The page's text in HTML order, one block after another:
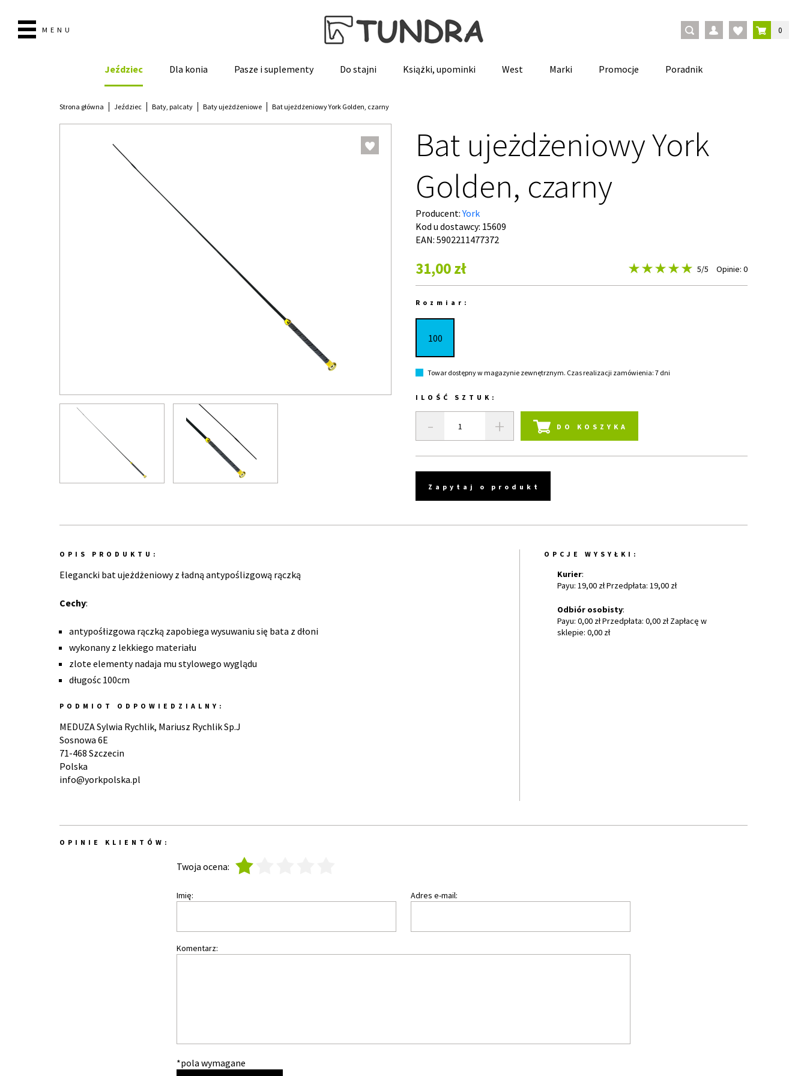
MENU 0
Jeździec Dla konia Pasze i suplementy Do stajni Książki, upominki West Marki Promocje Poradnik
Strona główna Jeździec Baty, palcaty Baty ujeżdżeniowe Bat ujeżdżeniowy York Golden, czarny
Bat ujeżdżeniowy York
Golden, czarny
Producent:York
Kod u dostawcy: 15609
EAN: 5902211477372
31,00 zł 5/5 Opinie: 0
Rozmiar:
100
Towar dostępny w magazynie zewnętrznym. Czas realizacji zamówienia: 7 dni
ILOŚĆ SZTUK:
- + DO KOSZYKA
Zapytaj o produkt
OPIS PRODUKTU:
Elegancki bat ujeżdżeniowy z ładną antypoślizgową rączką
Cechy:
antypośłizgowa rączką zapobiega wysuwaniu się bata z dłoni
wykonany z lekkiego materiału
zlote elementy nadaja mu stylowego wyglądu
długośc 100cm
PODMIOT ODPOWIEDZIALNY:
MEDUZA Sylwia Rychlik, Mariusz Rychlik Sp.J
Sosnowa 6E
71-468 Szczecin
Polska
info@yorkpolska.pl
OPCJE WYSYŁKI:
Kurier:
Payu: 19,00 zł Przedpłata: 19,00 zł
Odbiór osobisty:
Payu: 0,00 zł Przedpłata: 0,00 zł Zapłacę w
sklepie: 0,00 zł
OPINIE KLIENTÓW:
Twoja ocena:
Imię: Adres e-mail:
Komentarz:
*pola wymagane